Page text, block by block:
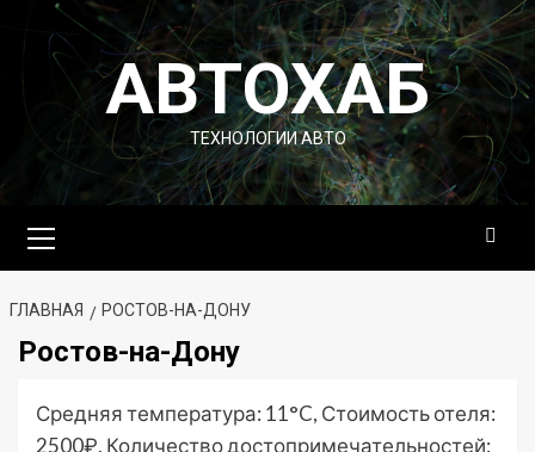
Перейти
содержимомуАВТОХАБ
ТЕХНОЛОГИИ АВТО
меню
ГЛАВНАЯ РОСТОВ-НА-ДОНУ
Ростов-на-Дону
Средняя температура: 11°C, Стоимость отеля:
2500₽, Количество достопримечательностей: